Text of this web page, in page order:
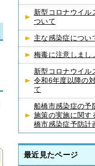
新型コロナウイル
ついて
主な感染症につい
梅毒に注意しまし
新型コロナウイル
令和6年度以降の
て
船橋市感染症の予
施策の実施に関す
橋市感染症予防計
最近見たページ